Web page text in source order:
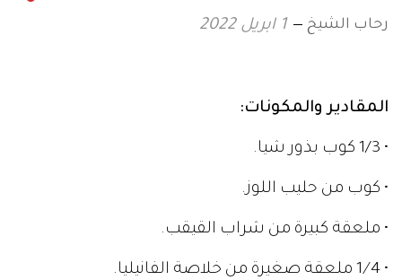
رحاب الشيخ 1 ابريل 2022
المقادير والمكونات:
• 1/3 كوب بذور شيا.
• كوب من حليب اللوز.
• ملعقة كبيرة من شراب القيقب.
• 1⁄4 ملعقة صغيرة من خلاصة الفانيليا.